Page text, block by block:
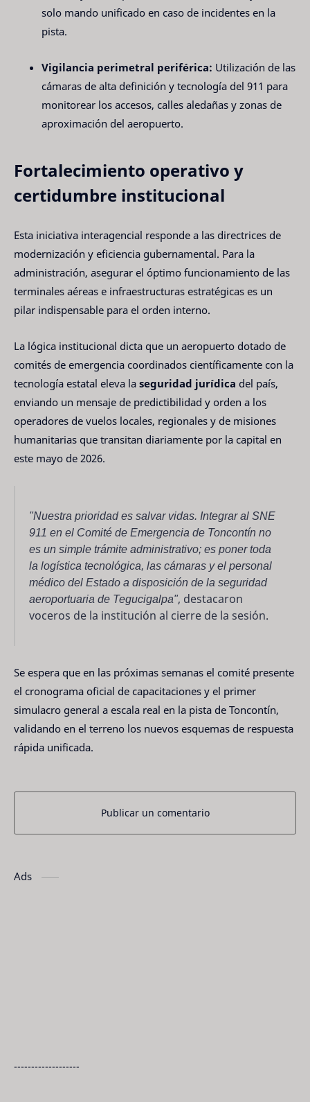
solo mando unificado en caso de incidentes en la
pista.
Vigilancia perimetral periférica: Utilización de las
cámaras de alta definición y tecnología del 911 para
monitorear los accesos, calles aledañas y zonas de
aproximación del aeropuerto.
Fortalecimiento operativo y
certidumbre institucional
Esta iniciativa interagencial responde a las directrices de
modernización y eficiencia gubernamental. Para la
administración, asegurar el óptimo funcionamiento de las
terminales aéreas e infraestructuras estratégicas es un
pilar indispensable para el orden interno.
La lógica institucional dicta que un aeropuerto dotado de
comités de emergencia coordinados científicamente con la
tecnología estatal eleva la seguridad jurídica del país,
enviando un mensaje de predictibilidad y orden a los
operadores de vuelos locales, regionales y de misiones
humanitarias que transitan diariamente por la capital en
este mayo de 2026.
"Nuestra prioridad es salvar vidas. Integrar al SNE
911 en el Comité de Emergencia de Toncontín no
es un simple trámite administrativo; es poner toda
la logística tecnológica, las cámaras y el personal
médico del Estado a disposición de la seguridad
aeroportuaria de Tegucigalpa", destacaron
voceros de la institución al cierre de la sesión.
Se espera que en las próximas semanas el comité presente
el cronograma oficial de capacitaciones y el primer
simulacro general a escala real en la pista de Toncontín,
validando en el terreno los nuevos esquemas de respuesta
rápida unificada.
Publicar un comentario
Ads
-------------------